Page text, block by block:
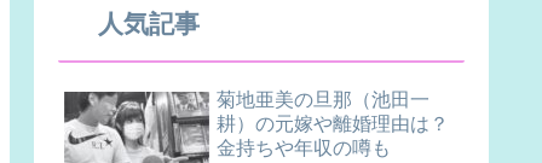
人気記事
菊地亜美の旦那（池田一
耕）の元嫁や離婚理由は？
金持ちや年収の噂も